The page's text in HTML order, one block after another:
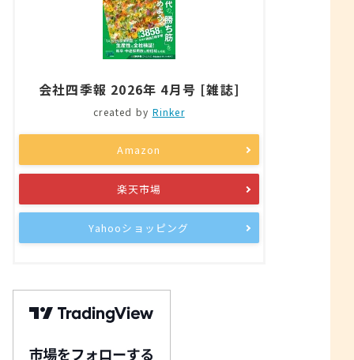
会社四季報 2026年 4月号 [雑誌]
created by Rinker
Amazon
楽天市場
Yahooショッピング